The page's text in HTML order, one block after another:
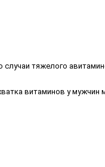
тяжелого
витаминов у